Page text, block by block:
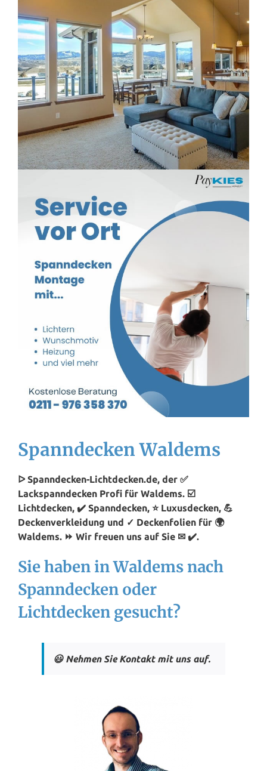
Spanndecken Waldems
ᐅ Spanndecken-Lichtdecken.de, der ✅
Lackspanndecken Profi für Waldems. ☑️
Lichtdecken, ✔️ Spanndecken, ⭐ Luxusdecken, 💪
Deckenverkleidung und ✓ Deckenfolien für 🌍
Waldems. ⏩ Wir freuen uns auf Sie ✉ ✔️.
Sie haben in Waldems nach
Spanndecken oder
Lichtdecken gesucht?
😃 Nehmen Sie Kontakt mit uns auf.